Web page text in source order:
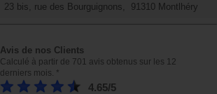
23 bis, rue des Bourguignons, 91310 Montlhéry
Avis de nos Clients
Calculé à partir de 701 avis obtenus sur les 12
derniers mois. *
4.65/5